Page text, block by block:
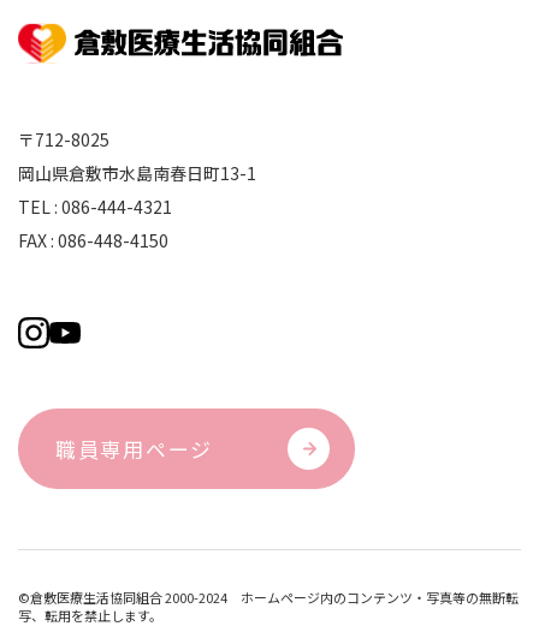
〒712-8025
岡山県倉敷市水島南春日町13-1
TEL : 086-444-4321
FAX : 086-448-4150
職員専用ページ
©倉敷医療生活協同組合 2000-2024 ホームページ内のコンテンツ・写真等の無断転
写、転用を禁止します。